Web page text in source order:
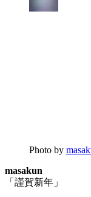
Photo by
masakun
「謹賀新年」